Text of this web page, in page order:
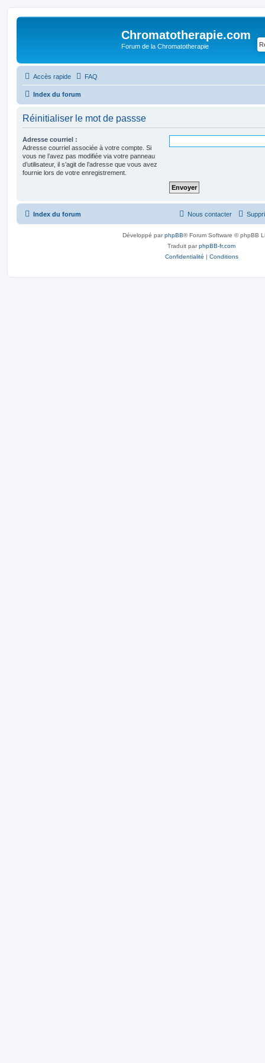
Chromatotherapie.com
Forum de la Chromatotherapie
Accès rapide FAQ
Index du forum
Réinitialiser le mot de passse
Adresse courriel :
Adresse courriel associée à votre compte. Si
vous ne l’avez pas modifiée via votre panneau
d’utilisateur, il s’agit de l’adresse que vous avez
fournie lors de votre enregistrement.
Index du forum Nous contacter
Développé parphpBB® Forum Software © phpBB
Traduit parphpBB-fr.com
Confidentialité | Conditions